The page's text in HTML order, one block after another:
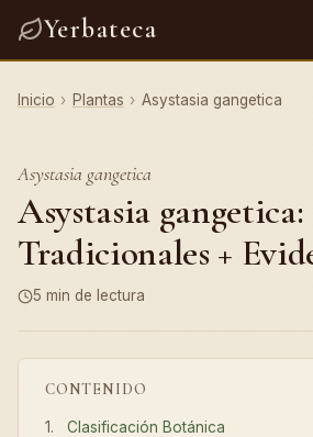
Yerbateca
Inicio › Plantas › Asystasia gangetica
Asystasia gangetica
Asystasia gangetica:
Tradicionales +
5 min de lectura
CONTENIDO
Clasificación Botánica